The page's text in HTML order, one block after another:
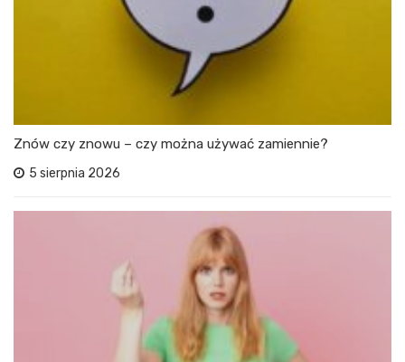
Znów czy znowu – czy można używać zamiennie?
5 sierpnia 2026